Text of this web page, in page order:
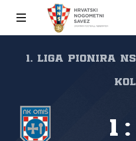
1. liga pionira
1 :